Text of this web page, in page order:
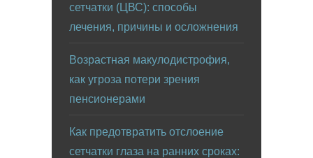
сетчатки (ЦВС): способы
лечения, причины и осложнения
Возрастная макулодистрофия,
как угроза потери зрения
пенсионерами
Как предотвратить отслоение
сетчатки глаза на ранних сроках: